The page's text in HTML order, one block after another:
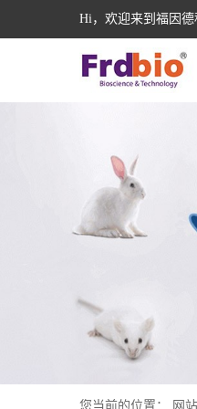
Hi，欢迎来到福因
您当前的位置： 网